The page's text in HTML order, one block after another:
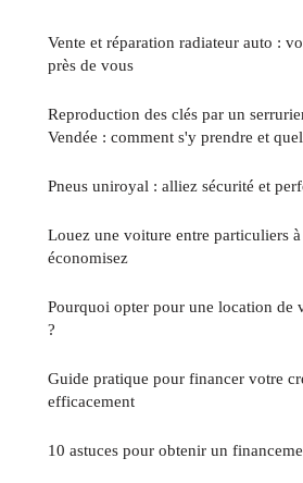
Vente et réparation radiateur auto :
près de vous
Reproduction des clés par un
Vendée : comment s'y prendre et
Pneus uniroyal : alliez sécurité et
Louez une voiture entre particuliers
économisez
Pourquoi opter pour une location de
?
Guide pratique pour financer votre
efficacement
10 astuces pour obtenir un